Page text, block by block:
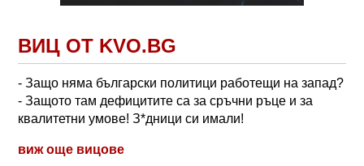
ВИЦ ОТ KVO.BG
- Защо няма български политици работещи на запад?
- Защото там дефицитите са за сръчни ръце и за
квалитетни умове! З*дници си имали!
виж още вицове